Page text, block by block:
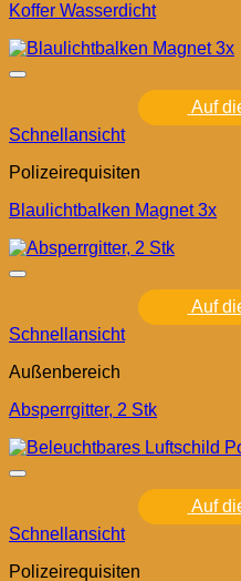
Koffer Wasserdicht
Auf
Schnellansicht
Polizeirequisiten
Blaulichtbalken Magnet 3x
Auf
Schnellansicht
Außenbereich
Absperrgitter, 2 Stk
Auf
Schnellansicht
Polizeirequisiten